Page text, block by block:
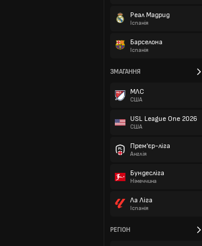
Реал Мадрид
Іспанія
Барселона
Іспанія
ЗМАГАННЯ
МЛС
США
USL League One 2026
США
Прем'єр-ліга
Англія
Бундесліга
Німеччина
Ла Ліга
Іспанія
РЕГІОН